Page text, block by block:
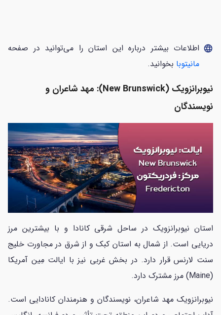
language اطلاعات بیشتر درباره این استان را می‌توانید در صفحه
مانیتوبا بخوانید.
نیوبرانزویک (New Brunswick): مهد شاعران و
نویسندگان
استان نیوبرانزویک در ساحل شرقی کانادا و با بیشترین مرز
دریایی است. از شمال به استان کبک و از شرق در مجاورت خلیج
سنت لارنس قرار دارد. در بخش غربی نیز با ایالت مِین آمریکا
(Maine) مرز مشترک دارد.
نیوبرانزویک مهد شاعران، نویسندگان و هنرمندان کانادایی است.